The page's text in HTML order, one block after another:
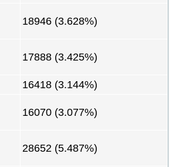
18946 (3.628%)
17888 (3.425%)
16418 (3.144%)
16070 (3.077%)
28652 (5.487%)